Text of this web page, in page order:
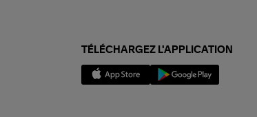
TÉLÉCHARGEZ L'APPLICATION